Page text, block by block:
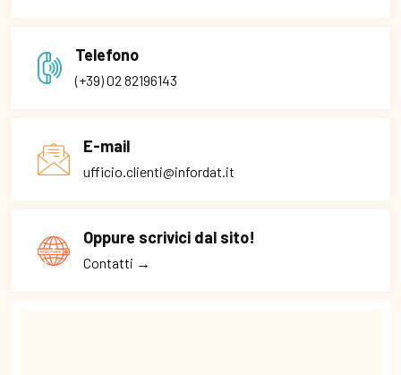
Telefono
(+39) 02 82196143
E-mail
ufficio.clienti@infordat.it
Oppure scrivici dal sito!
Contatti →